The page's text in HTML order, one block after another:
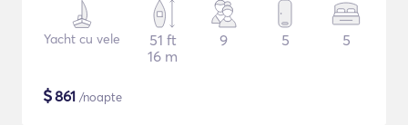
Yacht cu vele
51 ft
16 m
9 5 5
$861 /noapte